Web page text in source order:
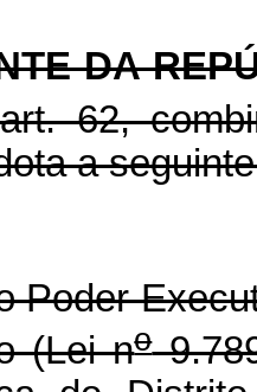
DA
62,
a
(Lei no